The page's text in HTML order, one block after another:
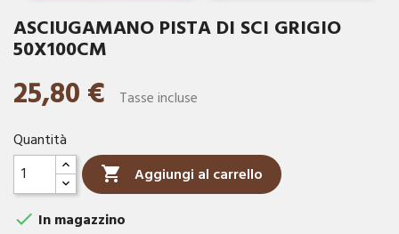
ASCIUGAMANO PISTA DI SCI GRIGIO
50X100CM
25,80 €
Tasse incluse
Quantità
 Aggiungi al carrello
 In magazzino